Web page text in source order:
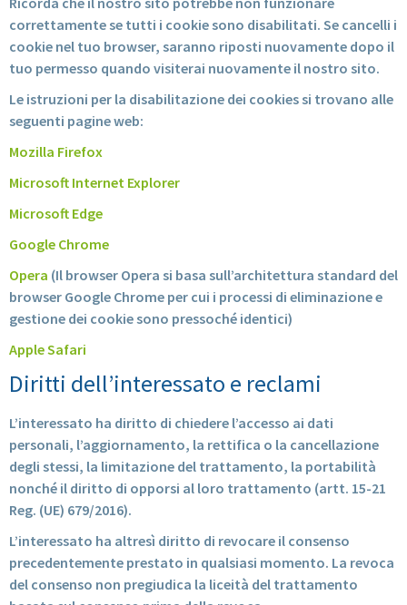
correttamente se tutti i cookie sono disabilitati. Se cancelli i
cookie nel tuo browser, saranno riposti nuovamente dopo il
tuo permesso quando visiterai nuovamente il nostro sito.
Le istruzioni per la disabilitazione dei cookies si trovano alle
seguenti pagine web:
Mozilla Firefox
Microsoft Internet Explorer
Microsoft Edge
Google Chrome
Opera (Il browser Opera si basa sull’architettura standard del
browser Google Chrome per cui i processi di eliminazione e
gestione dei cookie sono pressoché identici)
Apple Safari
Diritti dell’interessato e reclami
L’interessato ha diritto di chiedere l’accesso ai dati
personali, l’aggiornamento, la rettifica o la cancellazione
degli stessi, la limitazione del trattamento, la portabilità
nonché il diritto di opporsi al loro trattamento (artt. 15-21
Reg. (UE) 679/2016).
L’interessato ha altresì diritto di revocare il consenso
precedentemente prestato in qualsiasi momento. La revoca
del consenso non pregiudica la liceità del trattamento